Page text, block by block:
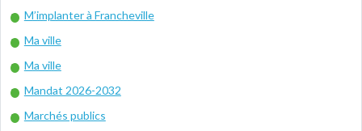
M’implanter à Francheville
Ma ville
Ma ville
Mandat 2026-2032
Marchés publics